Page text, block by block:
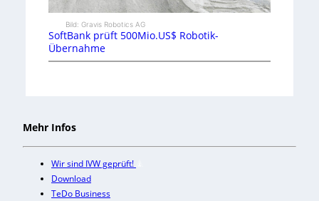
Bild: Gravis Robotics AG
SoftBank prüft 500Mio.US$ Robotik-
Übernahme
Mehr Infos
Wir sind IVW geprüft!
Download
TeDo Business